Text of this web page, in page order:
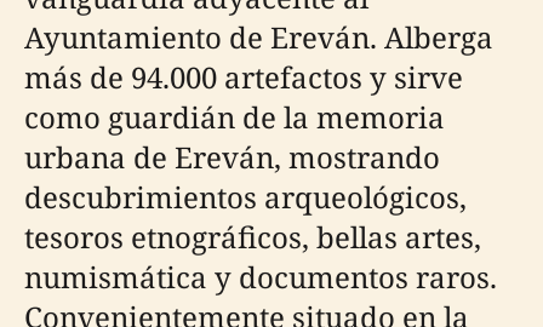
Ayuntamiento de Ereván. Alberga
más de 94.000 artefactos y sirve
como guardián de la memoria
urbana de Ereván, mostrando
descubrimientos arqueológicos,
tesoros etnográficos, bellas artes,
numismática y documentos raros.
Convenientemente situado en la